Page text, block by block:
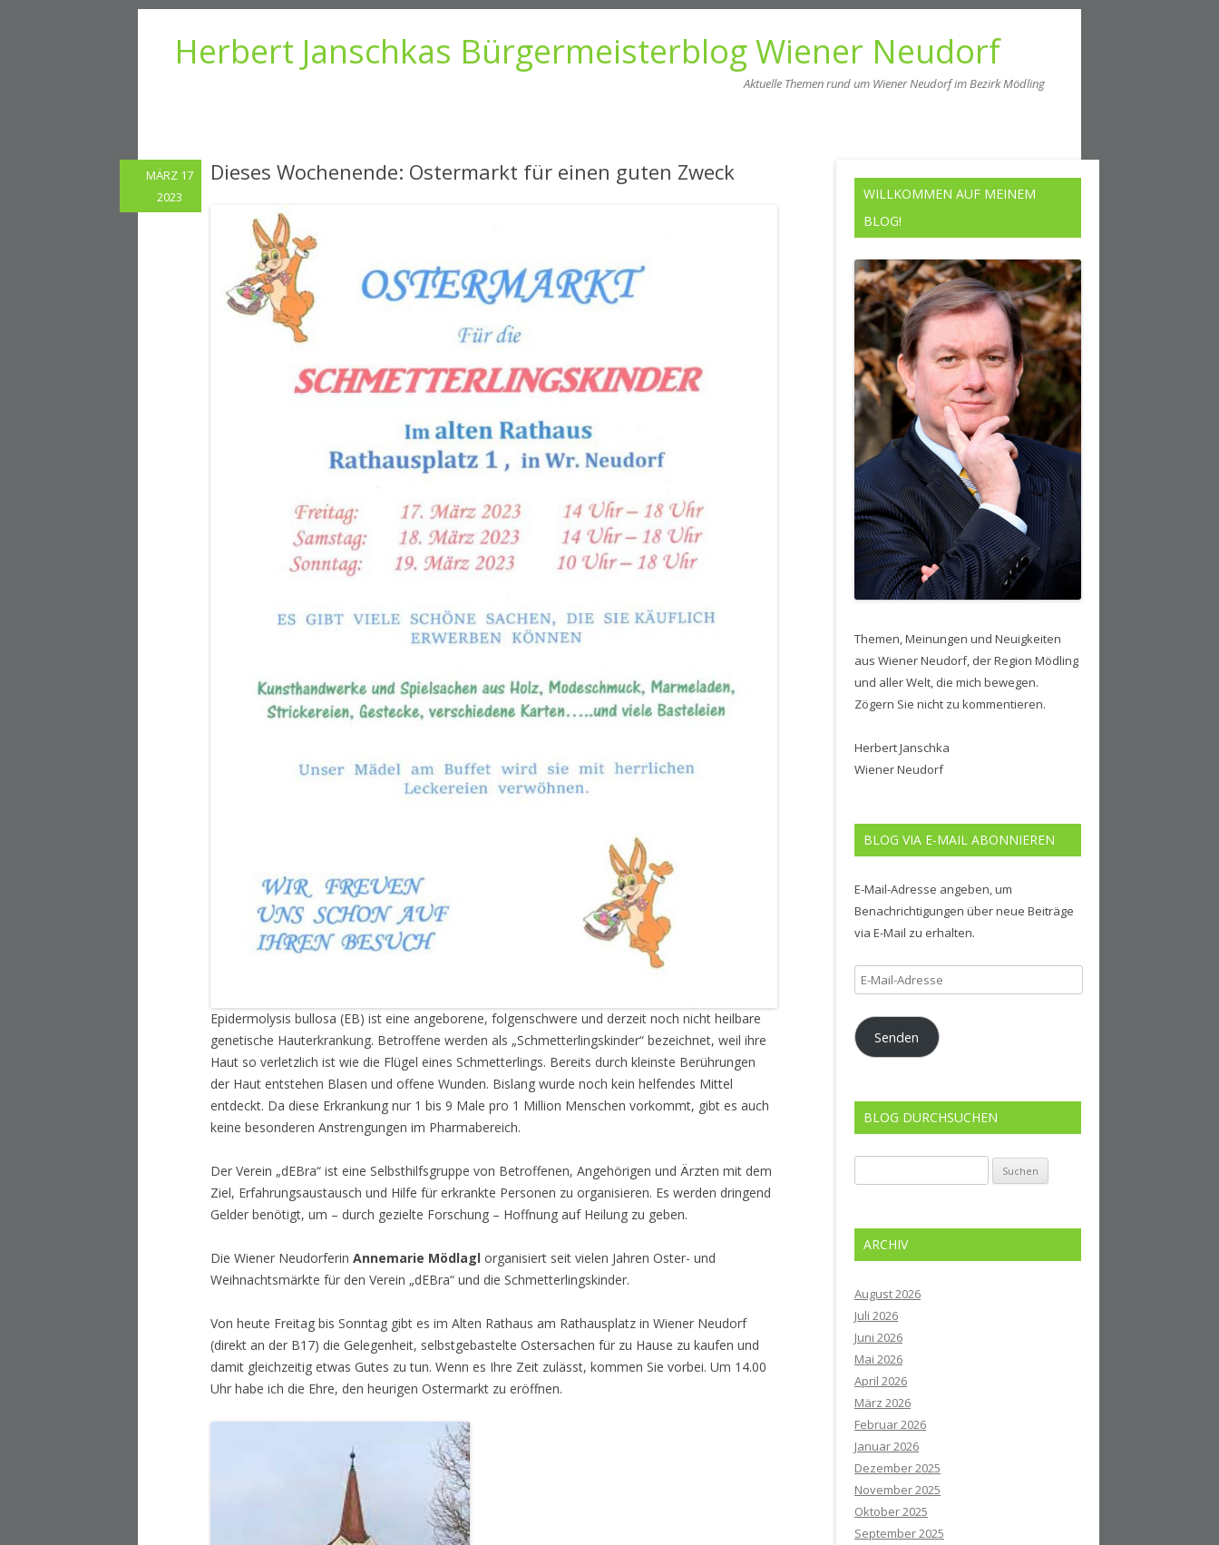
Herbert Janschkas Bürgermeisterblog Wiener Neudorf
Aktuelle Themen rund um Wiener Neudorf im Bezirk Mödling
Dieses Wochenende: Ostermarkt für einen guten Zweck
Epidermolysis bullosa (EB) ist eine angeborene, folgenschwere und derzeit noch nicht heilbare
genetische Hauterkrankung. Betroffene werden als „Schmetterlingskinder“ bezeichnet, weil ihre
Haut so verletzlich ist wie die Flügel eines Schmetterlings. Bereits durch kleinste Berührungen
der Haut entstehen Blasen und offene Wunden. Bislang wurde noch kein helfendes Mittel
entdeckt. Da diese Erkrankung nur 1 bis 9 Male pro 1 Million Menschen vorkommt, gibt es auch
keine besonderen Anstrengungen im Pharmabereich.
Der Verein „dEBra“ ist eine Selbsthilfsgruppe von Betroffenen, Angehörigen und Ärzten mit dem
Ziel, Erfahrungsaustausch und Hilfe für erkrankte Personen zu organisieren. Es werden dringend
Gelder benötigt, um – durch gezielte Forschung – Hoffnung auf Heilung zu geben.
Die Wiener Neudorferin Annemarie Mödlagl organisiert seit vielen Jahren Oster- und
Weihnachtsmärkte für den Verein „dEBra“ und die Schmetterlingskinder.
Von heute Freitag bis Sonntag gibt es im Alten Rathaus am Rathausplatz in Wiener Neudorf
(direkt an der B17) die Gelegenheit, selbstgebastelte Ostersachen für zu Hause zu kaufen und
damit gleichzeitig etwas Gutes zu tun. Wenn es Ihre Zeit zulässt, kommen Sie vorbei. Um 14.00
Uhr habe ich die Ehre, den heurigen Ostermarkt zu eröffnen.
MÄRZ 17
2023
WILLKOMMEN AUF MEINEM
BLOG!
Themen, Meinungen und Neuigkeiten
aus Wiener Neudorf, der Region Mödling
und aller Welt, die mich bewegen.
Zögern Sie nicht zu kommentieren.
Herbert Janschka
Wiener Neudorf
BLOG VIA E-MAIL ABONNIEREN
E-Mail-Adresse angeben, um
Benachrichtigungen über neue Beiträge
via E-Mail zu erhalten.
E-
Mail-
Adresse
Senden
BLOG DURCHSUCHEN
nach:
ARCHIV
August 2026
Juli 2026
Juni 2026
Mai 2026
April 2026
März 2026
Februar 2026
Januar 2026
Dezember 2025
November 2025
Oktober 2025
September 2025